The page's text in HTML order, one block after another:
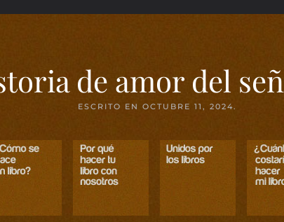
de amor del
ESCRITO EN OCTUBRE 11, 2024.